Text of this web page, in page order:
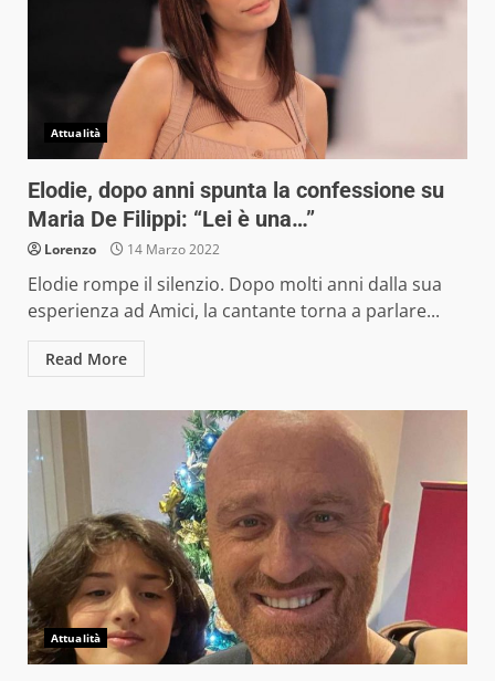
Attualità
Elodie, dopo anni spunta la confessione su
Maria De Filippi: “Lei è una…”
Lorenzo 14 Marzo 2022
Elodie rompe il silenzio. Dopo molti anni dalla sua
esperienza ad Amici, la cantante torna a parlare...
Read More
Attualità